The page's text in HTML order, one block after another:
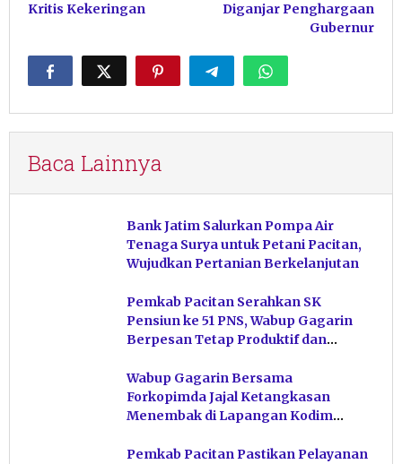
Kritis Kekeringan
Diganjar Penghargaan
Gubernur
Baca Lainnya
Bank Jatim Salurkan Pompa Air
Tenaga Surya untuk Petani Pacitan,
Wujudkan Pertanian Berkelanjutan
Pemkab Pacitan Serahkan SK
Pensiun ke 51 PNS, Wabup Gagarin
Berpesan Tetap Produktif dan
Wabup Gagarin Bersama
Forkopimda Jajal Ketangkasan
Menembak di Lapangan Kodim
Pemkab Pacitan Pastikan Pelayanan